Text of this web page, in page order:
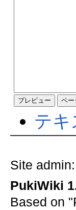
テキ
Site admin:
PukiWiki
Based on